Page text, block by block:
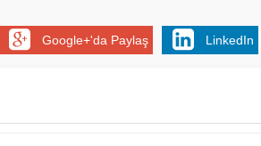
Google+'da Paylaş LinkedIn